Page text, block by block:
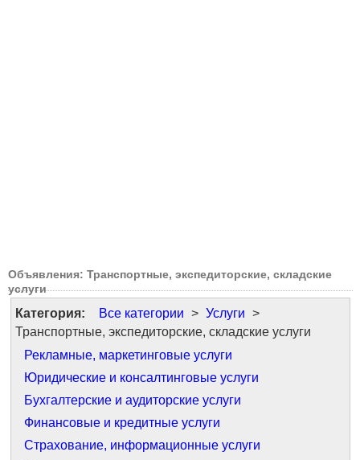
Объявления: Транспортные, экспедиторские, складские
услуги
Категория: Все категории > Услуги >
Транспортные, экспедиторские, складские услуги
Рекламные, маркетинговые услуги
Юридические и консалтинговые услуги
Бухгалтерские и аудиторские услуги
Финансовые и кредитные услуги
Страхование, информационные услуги